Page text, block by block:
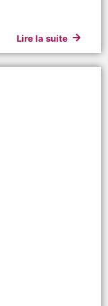
Lire la suite